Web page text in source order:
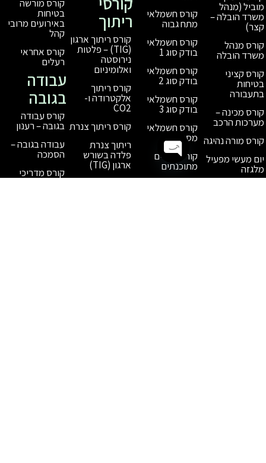
קורס חשמלאי
מתח גבוה
קורס חשמלאי
בודק סוג 1
קורס חשמלאי
בודק סוג 2
קורס חשמלאי
בודק סוג 3
קורס חשמלאי
מסוייג
קורס בקרים
מתוכנתים
עגורנאים
ריתוך
קורס ריתוך ארגון
(TIG) – פלטות
נירוסטה
ואלומיניום
קורס ריתוך
אלקטרודה ו-
CO2
קורס ריתוך צנרת
ריתוך צנרת
פלדה בשורש
ארגון (TIG)
קורס מורשה
בטיחות
באירועים מרובי
קורס אחראי
רעלים
עבודה
בגובה
קורס עבודה
בגובה – רענון
עבודה בגובה –
הסמכה
קורס מדריכי
Open chaty